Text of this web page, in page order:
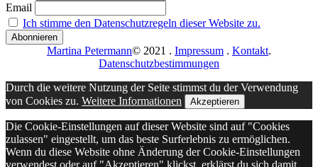
Email
Ich stimme den Datenschutzregeln dieser Website zu.
Martina Petermann© 2021 . Impressum . Kontakt.
Datenschutzbestimmungen
Durch die weitere Nutzung der Seite stimmst du der Verwendung
von Cookies zu. Weitere Informationen Akzeptieren
Die Cookie-Einstellungen auf dieser Website sind auf "Cookies
zulassen" eingestellt, um das beste Surferlebnis zu ermöglichen.
Wenn du diese Website ohne Änderung der Cookie-Einstellungen